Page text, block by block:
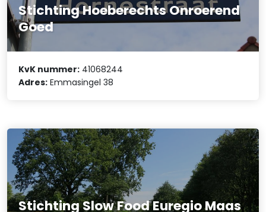
Stichting Hoeberechts Onroerend
Goed
KvK nummer: 41068244
Adres: Emmasingel 38
Stichting Slow Food Euregio Maas